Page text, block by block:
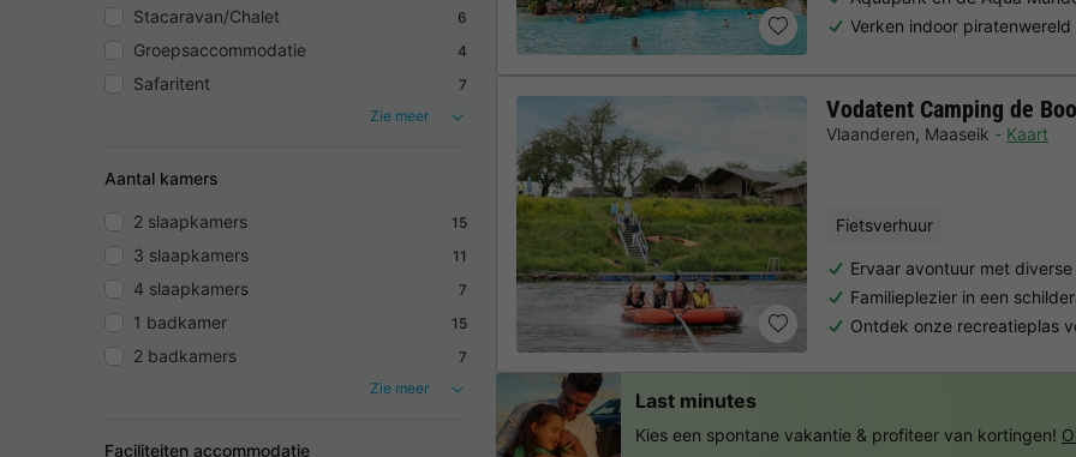
Stacaravan/Chalet 6
Groepsaccommodatie 4
Safaritent
7
Zie meer
Aantal kamers
2 slaapkamers 15
3 slaapkamers 11
4 slaapkamers 7
1 badkamer 15
2 badkamers
7
Zie meer
Faciliteiten accommodatie
Verken indoor
Vodatent Camping de
Vlaanderen, Maaseik Kaart
Fietsverhuur
Ervaar avontuur met
Familieplezier in een
Ontdek onze recreatieplas
Last minutes
Kies een spontane vakantie & profiteer van kortingen!